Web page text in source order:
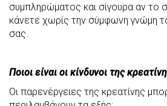
συμπληρώματος και σίγουρα αν το
κάνετε χωρίς την σύμφωνη γνώμη
σας.
Ποιοι είναι οι κίνδυνοι της
Οι παρενέργειες της κρεατίνης